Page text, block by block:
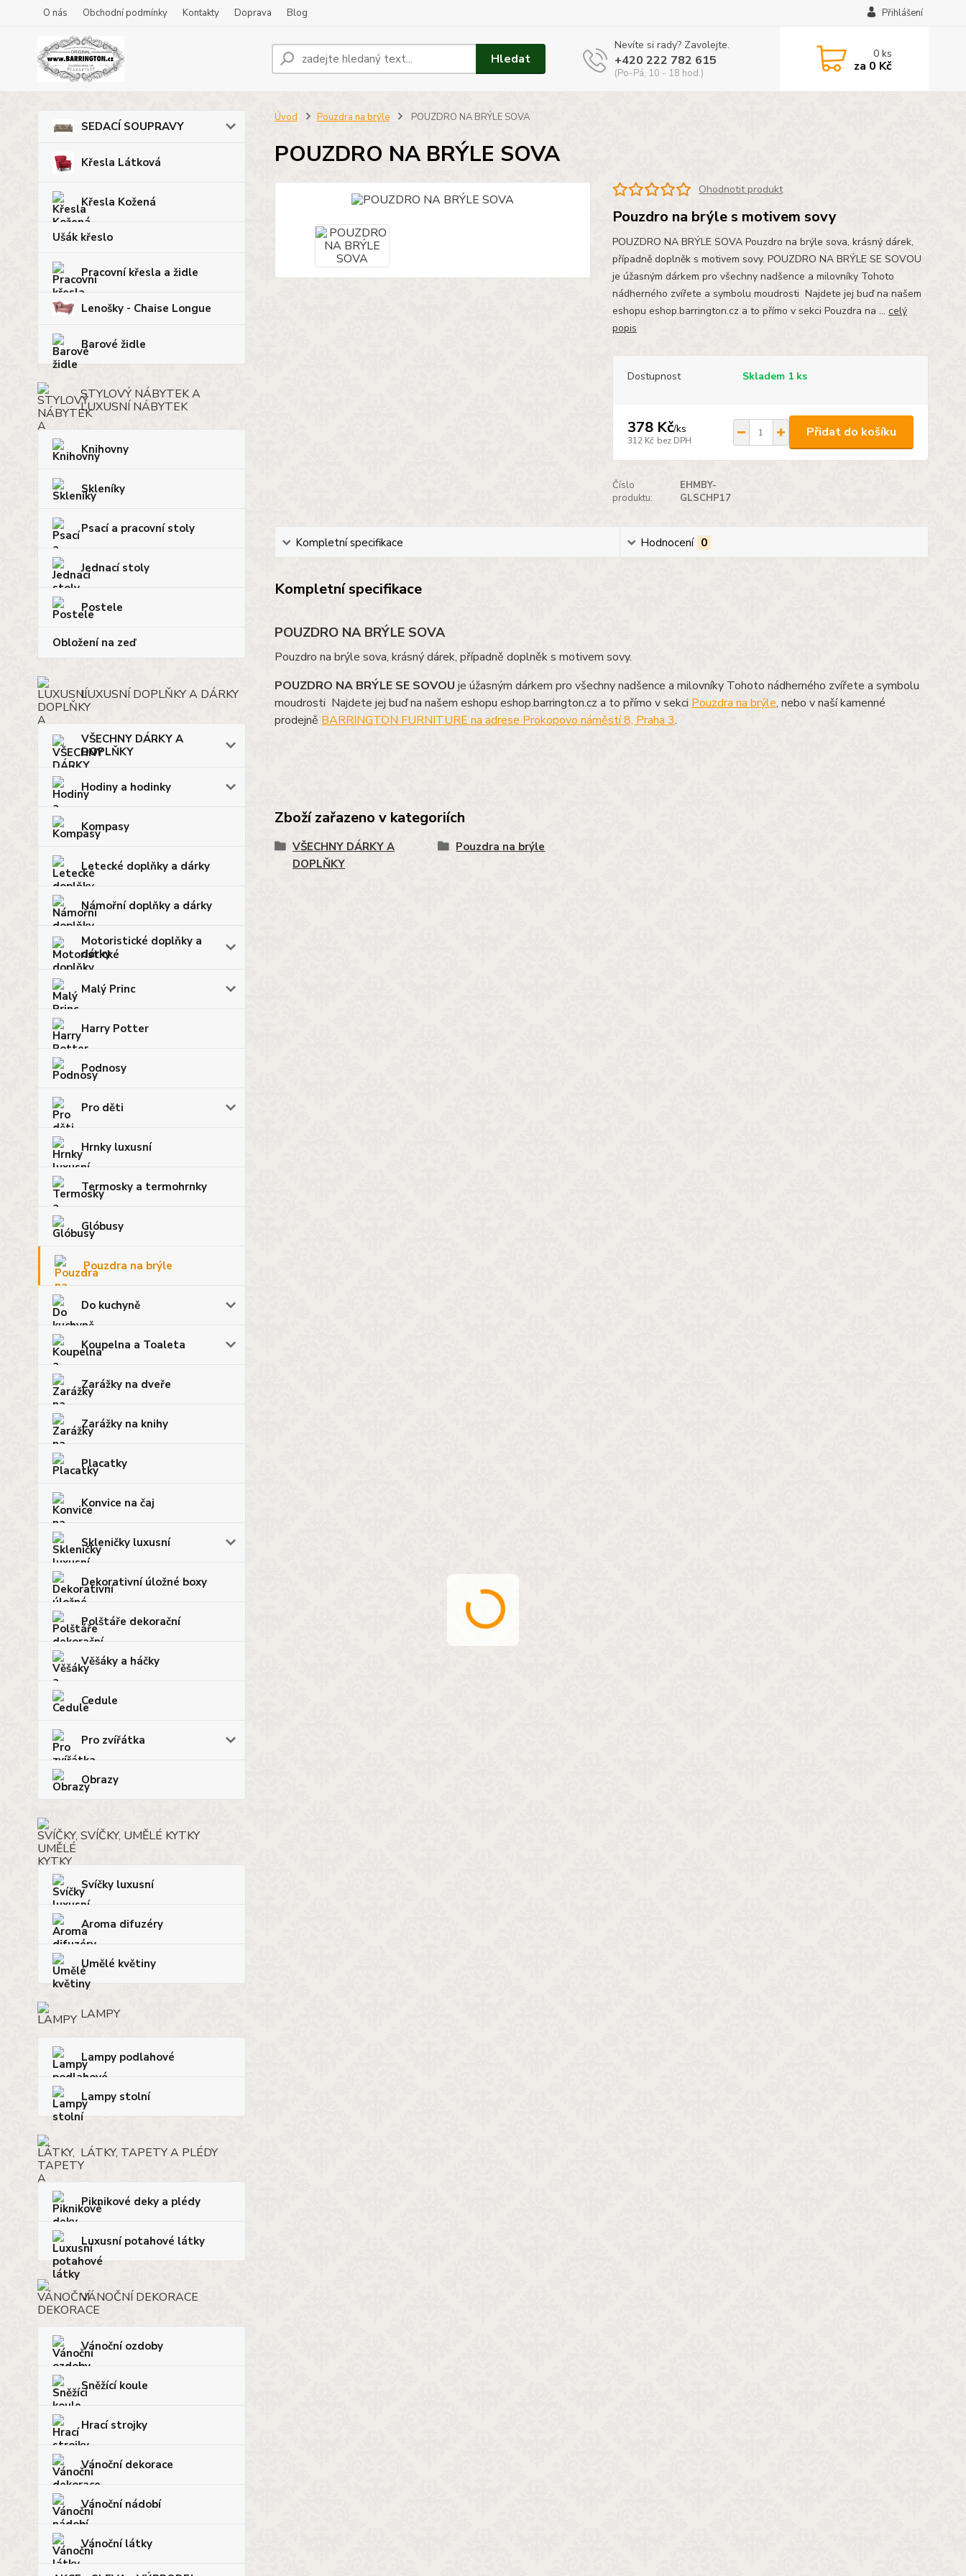
O nás Obchodní podmínky Kontakty Doprava Blog Přihlášení
Hledat
Nevíte si rady? Zavolejte.
+420 222 782 615
(Po-Pá, 10 - 18 hod.)
0ks
za 0 Kč
SEDACÍ SOUPRAVY
Křesla Látková
Křesla Kožená
Ušák křeslo
Pracovní křesla a židle
Lenošky - Chaise Longue
Barové židle
STYLOVÝ NÁBYTEK A
LUXUSNÍ NÁBYTEK
Knihovny
Skleníky
Psací a pracovní stoly
Jednací stoly
Postele
Obložení na zeď
LUXUSNÍ DOPLŇKY A DÁRKY
VŠECHNY DÁRKY A
DOPLŇKY
Hodiny a hodinky
Kompasy
Letecké doplňky a dárky
Námořní doplňky a dárky
Motoristické doplňky a
dárky
Malý Princ
Harry Potter
Podnosy
Pro děti
Hrnky luxusní
Termosky a termohrnky
Glóbusy
Pouzdra na brýle
Do kuchyně
Koupelna a Toaleta
Zarážky na dveře
Zarážky na knihy
Placatky
Konvice na čaj
Skleničky luxusní
Dekorativní úložné boxy
Polštáře dekorační
Věšáky a háčky
Cedule
Pro zvířátka
Obrazy
SVÍČKY, UMĚLÉ KYTKY
Svíčky luxusní
Aroma difuzéry
Umělé květiny
LAMPY
Lampy podlahové
Lampy stolní
LÁTKY, TAPETY A PLÉDY
Piknikové deky a plédy
Luxusní potahové látky
VÁNOČNÍ DEKORACE
Vánoční ozdoby
Sněžící koule
Hrací strojky
Vánoční dekorace
Vánoční nádobí
Vánoční látky
Úvod Pouzdra na brýle POUZDRO NA BRÝLE SOVA
POUZDRO NA BRÝLE SOVA
Ohodnotit produkt
Pouzdro na brýle s motivem sovy
POUZDRO NA BRÝLE SOVA Pouzdro na brýle sova, krásný dárek,
případně doplněk s motivem sovy. POUZDRO NA BRÝLE SE SOVOU
je úžasným dárkem pro všechny nadšence a milovníky Tohoto
nádherného zvířete a symbolu moudrosti Najdete jej buď na našem
eshopu eshop.barrington.cz a to přímo v sekci Pouzdra na ... celý
popis
Dostupnost Skladem 1 ks
378 Kč/ks
312 Kč bez DPH
Přidat do košíku
Číslo
produktu:
EHMBY-
GLSCHP17
Kompletní specifikace Hodnocení 0
Kompletní specifikace
POUZDRO NA BRÝLE SOVA
Pouzdro na brýle sova, krásný dárek, případně doplněk s motivem sovy.
POUZDRO NA BRÝLE SE SOVOU je úžasným dárkem pro všechny nadšence a milovníky Tohoto nádherného zvířete a symbolu
moudrosti Najdete jej buď na našem eshopu eshop.barrington.cz a to přímo v sekci Pouzdra na brýle, nebo v naší kamenné
prodejně BARRINGTON FURNITURE na adrese Prokopovo náměstí 8, Praha 3.
Zboží zařazeno v kategoriích
VŠECHNY DÁRKY A
DOPLŇKY
Pouzdra na brýle